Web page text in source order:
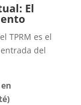
El
TPRM es el
del